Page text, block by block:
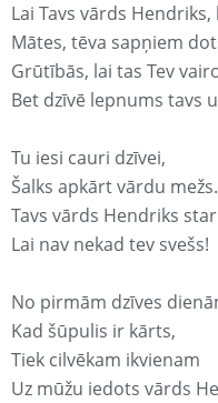
Lai Tavs vārds
Mātes, tēva sapņiem
Grūtībās, lai tas Tev
Bet dzīvē lepnums tavs
Tu iesi cauri dzīvei,
Šalks apkārt vārdu mežs.
Tavs vārds Hendriks
Lai nav nekad tev svešs!
No pirmām dzīves
Kad šūpulis ir kārts,
Tiek cilvēkam ikvienam
Uz mūžu iedots vārds